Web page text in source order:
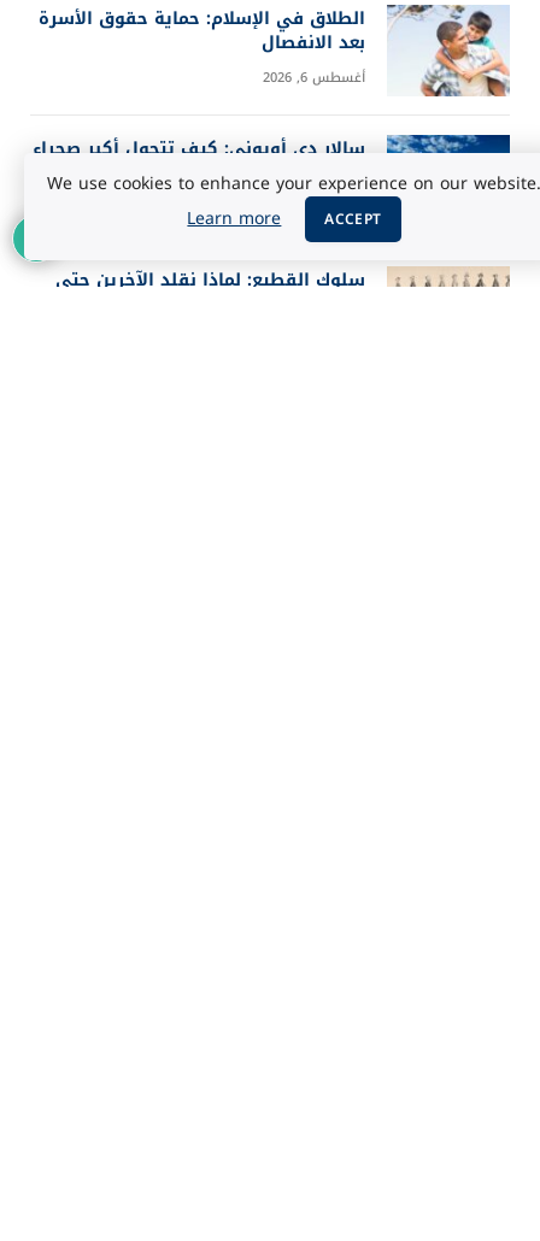
الطلاق في الإسلام: حماية حقوق الأسرة
بعد الانفصال
أغسطس 6, 2026
سالار دي أويوني: كيف تتحول أكبر صحراء
ملحية إلى مرآة للسماء؟
أغسطس 5, 2026
سلوك القطيع: لماذا نقلد الآخرين حتى
We use cookies to enhance your experience on our website.
Learn more
ACCEPT